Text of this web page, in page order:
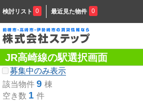
検討リスト 0 最近見た物件 0
JR高崎線の駅選択画面
募集中のみ表示
該当物件 9 棟
空き数 1 件